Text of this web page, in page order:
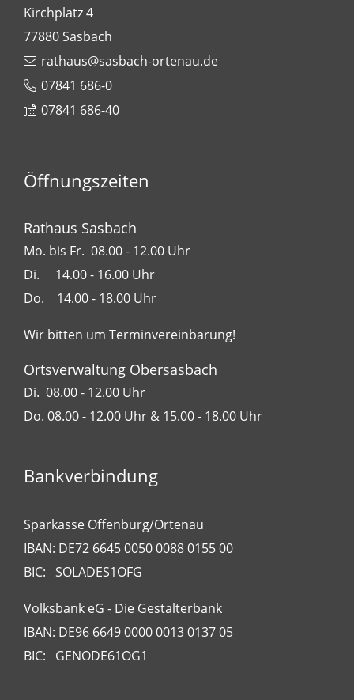
Kirchplatz 4
77880Sasbach
rathaus@sasbach-ortenau.de
07841 686-0
07841 686-40
Öffnungszeiten
Rathaus Sasbach
Mo. bis Fr. 08.00 - 12.00 Uhr
Di. 14.00 - 16.00 Uhr
Do. 14.00 - 18.00 Uhr
Wir bitten um Terminvereinbarung!
Ortsverwaltung Obersasbach
Di. 08.00 - 12.00 Uhr
Do. 08.00 - 12.00 Uhr & 15.00 - 18.00 Uhr
Bankverbindung
Sparkasse Offenburg/Ortenau
IBAN: DE72 6645 0050 0088 0155 00
BIC: SOLADES1OFG
Volksbank eG - Die Gestalterbank
IBAN: DE96 6649 0000 0013 0137 05
BIC: GENODE61OG1